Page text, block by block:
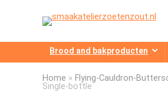
Brood and bakproducten
Home » Flying-Cauldron-
Single-bottle